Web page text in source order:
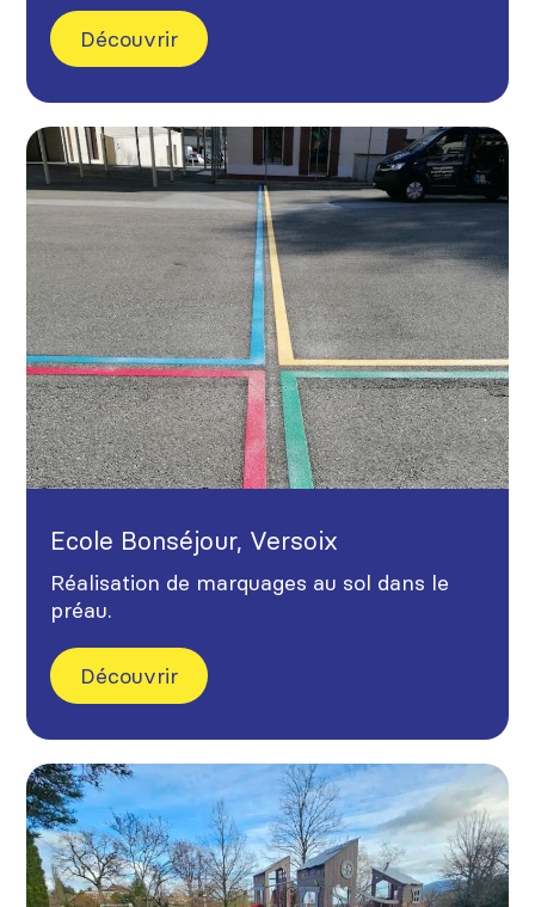
Découvrir
Ecole Bonséjour, Versoix
Réalisation de marquages au sol dans le
préau.
Découvrir